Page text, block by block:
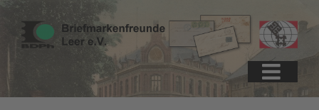
Zum
Inhalt
springen
Zur
Navigation
springen
Zum
Inhalt
springen